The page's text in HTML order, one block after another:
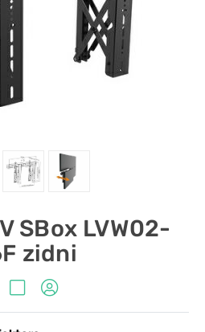
SBox LVW02-
zidni